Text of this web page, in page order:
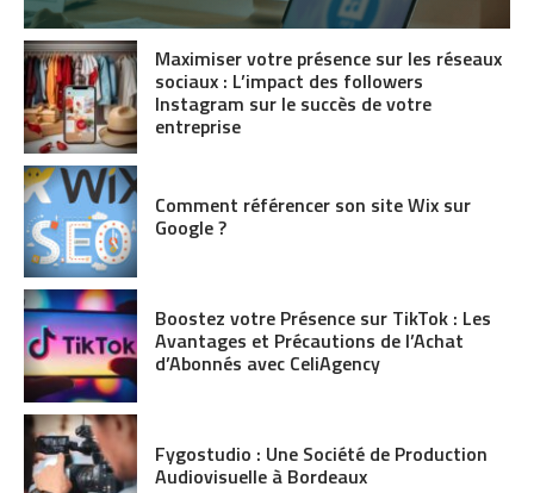
Maximiser votre présence sur les réseaux
sociaux : L’impact des followers
Instagram sur le succès de votre
entreprise
Comment référencer son site Wix sur
Google ?
Boostez votre Présence sur TikTok : Les
Avantages et Précautions de l’Achat
d’Abonnés avec CeliAgency
Fygostudio : Une Société de Production
Audiovisuelle à Bordeaux